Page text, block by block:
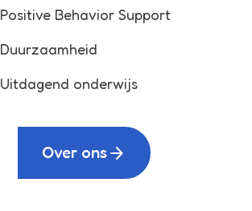
Positive Behavior Support
Duurzaamheid
Uitdagend onderwijs
Over onsarrow_forward